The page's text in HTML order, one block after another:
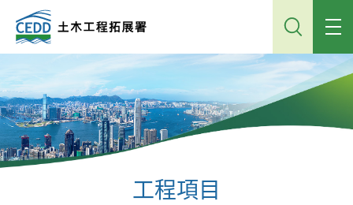
容
工程項目